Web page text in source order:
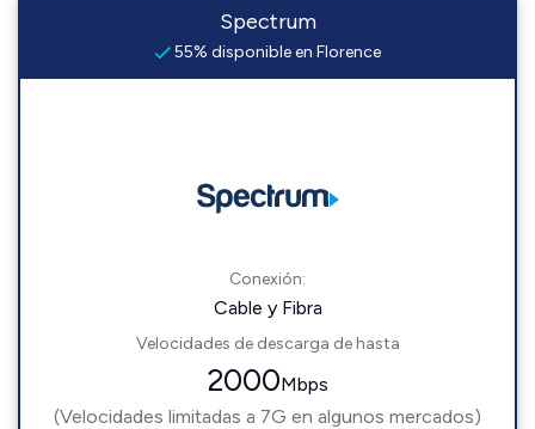
Spectrum
55% disponible en Florence
Conexión:
Cable y Fibra
Velocidades de descarga de hasta
2000Mbps
(Velocidades limitadas a 7G en algunos mercados)